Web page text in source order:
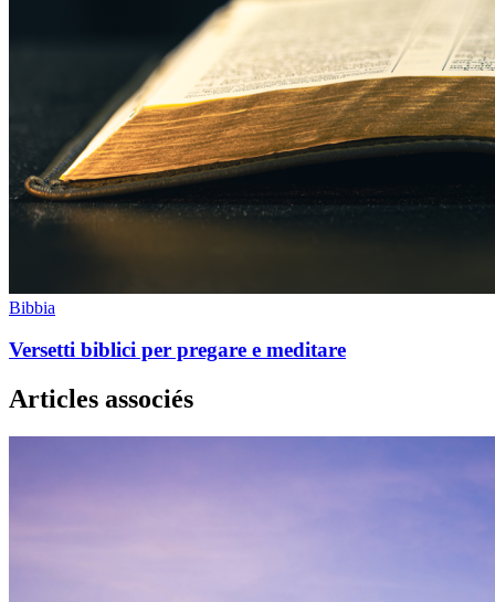
Bibbia
Versetti biblici per pregare e meditare
Articles associés